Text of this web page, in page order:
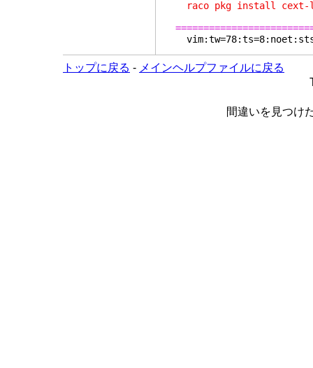
raco pkg install
トップに戻る - メインヘルプファイルに戻る
間違いを見つけ